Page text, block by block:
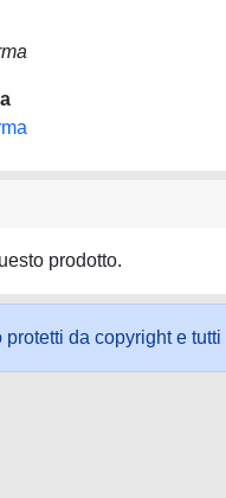
prodotto.
protetti da copyright e